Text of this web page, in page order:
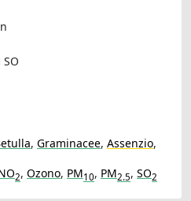
, Graminacee, Assenzio,
2, Ozono, PM10, PM2.5, SO2